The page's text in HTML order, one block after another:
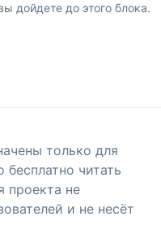
дойдете до этого блока.
только для
читать
проекта не
и не несёт